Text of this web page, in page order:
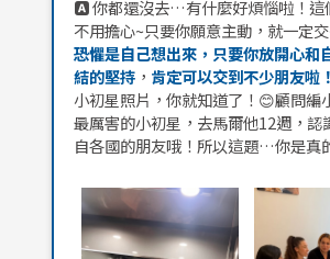
🅰️你都還沒去…有什麼好煩惱啦！這
不用擔心~只要你願意主動，就一定
恐懼是自己想出來，只要你放開心和
結的堅持， 肯定可以交到不少朋友啦！
小初星照片，你就知道了！😊顧問編
最厲害的小初星，去馬爾他12週，認
自各國的朋友哦！所以這題…你是真